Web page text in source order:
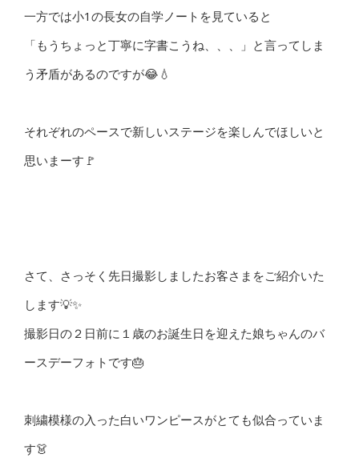
一方では小1の長女の自学ノートを見ていると
「もうちょっと丁寧に字書こうね、、、」と言ってしま
う矛盾があるのですが😂💧
それぞれのペースで新しいステージを楽しんでほしいと
思いまーす🚩
さて、さっそく先日撮影しましたお客さまをご紹介いた
します💡✨
撮影日の２日前に１歳のお誕生日を迎えた娘ちゃんのバ
ースデーフォトです🎂
刺繍模様の入った白いワンピースがとても似合っていま
す👗